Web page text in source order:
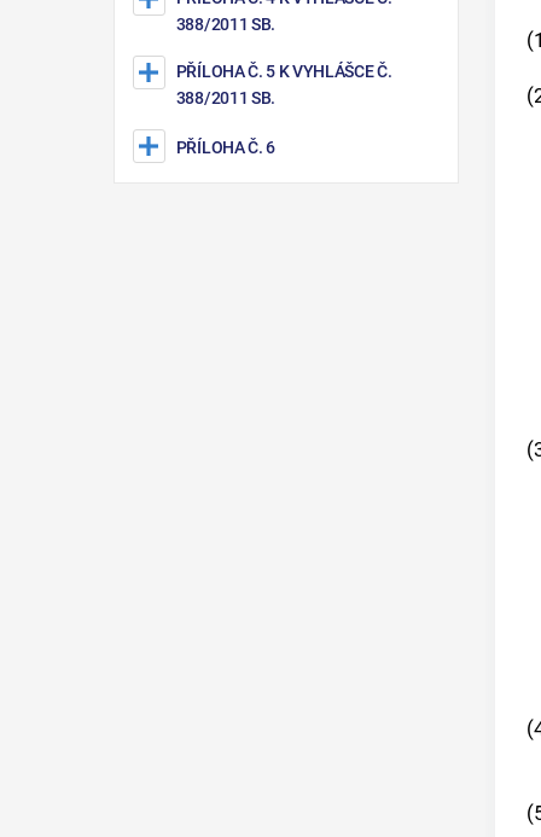
388/2011 SB.
PŘÍLOHA Č. 5 K VYHLÁŠCE Č.
388/2011 SB.
PŘÍLOHA Č. 6